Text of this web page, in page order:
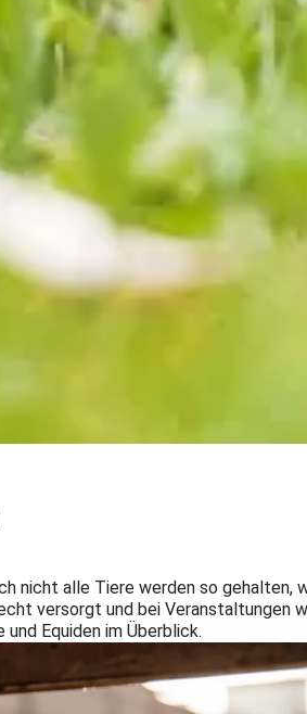
nicht alle Tiere werden so gehalten,
versorgt und bei Veranstaltungen
Equiden im Überblick.